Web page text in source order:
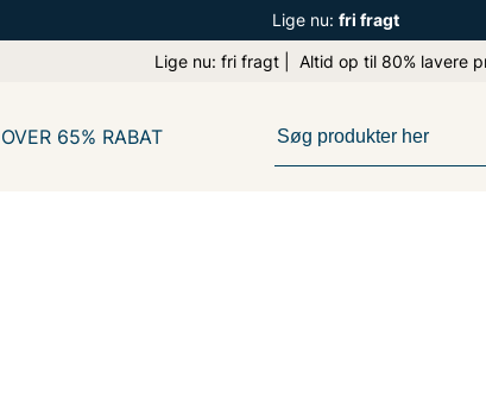
Lige nu: fri fragt
Lige nu: fri fragt | Altid op til 80% lavere
OVER 65% RABAT